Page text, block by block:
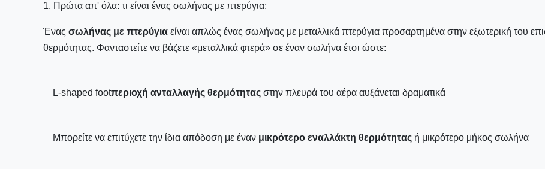
1. Πρώτα απ' όλα: τι είναι ένας σωλήνας με πτερύγια;
Ένας σωλήνας με πτερύγια είναι απλώς ένας σωλήνας με μεταλλικά πτερύγια προσαρτημένα στην εξωτερική του
θερμότητας. Φανταστείτε να βάζετε «μεταλλικά φτερά» σε έναν σωλήνα έτσι ώστε:
L-shaped footπεριοχή ανταλλαγής θερμότητας στην πλευρά του αέρα αυξάνεται δραματικά
Μπορείτε να επιτύχετε την ίδια απόδοση με έναν μικρότερο εναλλάκτη θερμότητας ή μικρότερο μήκος σωλήνα